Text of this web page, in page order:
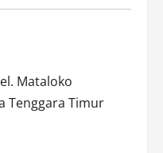
Mataloko
Tenggara Timur